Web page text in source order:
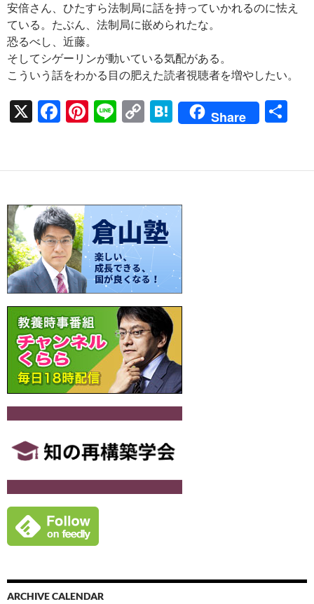
安倍さん、ひたすら法制局に話を持っていかれるのに怯え
ている。たぶん、法制局に嵌められたな。
恐るべし、近藤。
そしてシゲーリンが動いている気配がある。
こういう話をわかる目の肥えた読者視聴者を増やしたい。
X
F
b
o
o
k
Pi
es
t
Li
C
y
Li
n
k
H
n
a
Share
ARCHIVE CALENDAR